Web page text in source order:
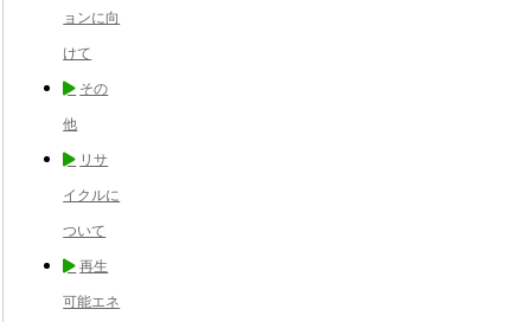
ョンに向
けて
その
他
リサ
イクルに
ついて
再生
可能エネ